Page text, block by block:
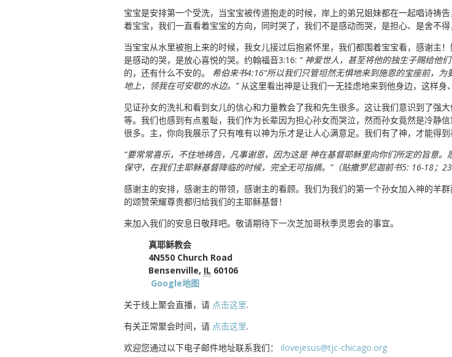
宝宝是安排第一个受洗，当宝宝被传道抱走的时候，岸上的弟兄姐妹都在一起唱诗祷
着宝宝，我们一直看着宝宝的方向，同时哭了，我们不是感动而哭，是担心、是舍不
当宝宝从水里被抱上来的时候，我女儿接过后抱紧怀里，我们都围着宝宝看，感谢主
是感动的哭，是放心喜悦的哭。约翰福音3:16: “ 神爱世人，甚至将他的独生子赐给他
的，还有什么不安的。 希伯来书4:16“所以我们只管坦然无惧地来到施恩的宝座前，
地上，领我在可安歇的水边。” 从这里看出神是让我们一无挂虑地来到他身边，这样身
见证孙女的洗礼和看到女儿的信心和力量教会了我和先生很多。这让我们意识到了强
等。我们也感到有点羞耻，我们作为长辈因为担心孙女而哭泣，然而孙女竟然是冷静
很多。主，你向我展示了只有唯有以神为乐才是让人心满意足。我们有了神，才能得到
“要常常喜乐，不住地祷告，凡事谢恩，因为这是 神在基督耶稣里向你们所定的旨意
保守，在我们主耶稣基督降临的时候，完全无可指摘。”（贴撒罗尼迦前书5: 16-18；23
感谢主的安排，感谢主的带领，感谢主的看顾。我们为我们的第一个孙女加入神的羊
的颂赞荣耀尊贵都归给我们的主耶稣基督！
来加入我们的安息日敬拜吧。敬请期待下一次芝加哥秋季灵恩会的事宜。
真耶稣教会
4N550 Church Road
Bensenville, IL 60106
Google地图
关于线上聚会直播，请 点击这里.
有关正常聚会时间，请 点击这里.
欢迎您通过以下电子邮件地址联系我们： ilovejesus@tjc-chicago.org